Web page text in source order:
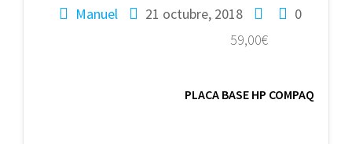
Manuel 21 octubre, 2018
0
59,00€
PLACA BASE HP COMPAQ